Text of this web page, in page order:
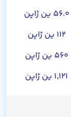
۵۶.۰ ین ژاپن
۱۱۲ ین ژاپن
۵۶۰ ین ژاپن
۱,۱۲۱ ین ژاپن